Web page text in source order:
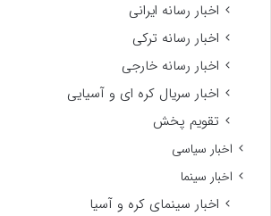
اخبار رسانه ایرانی
اخبار رسانه ترکی
اخبار رسانه خارجی
اخبار سریال کره ای و آسیایی
تقویم پخش
اخبار سیاسی
اخبار سینما
اخبار سینمای کره و آسیا